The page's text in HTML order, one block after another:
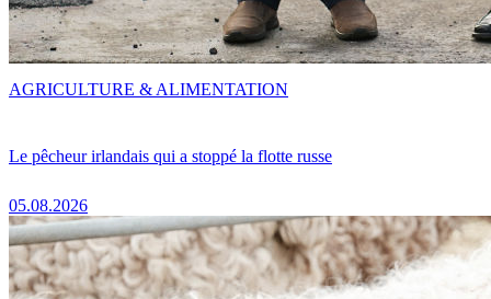
Le pêcheur irlandais qui a stoppé la flotte russe
05.08.2026
AGRICULTURE & ALIMENTATION